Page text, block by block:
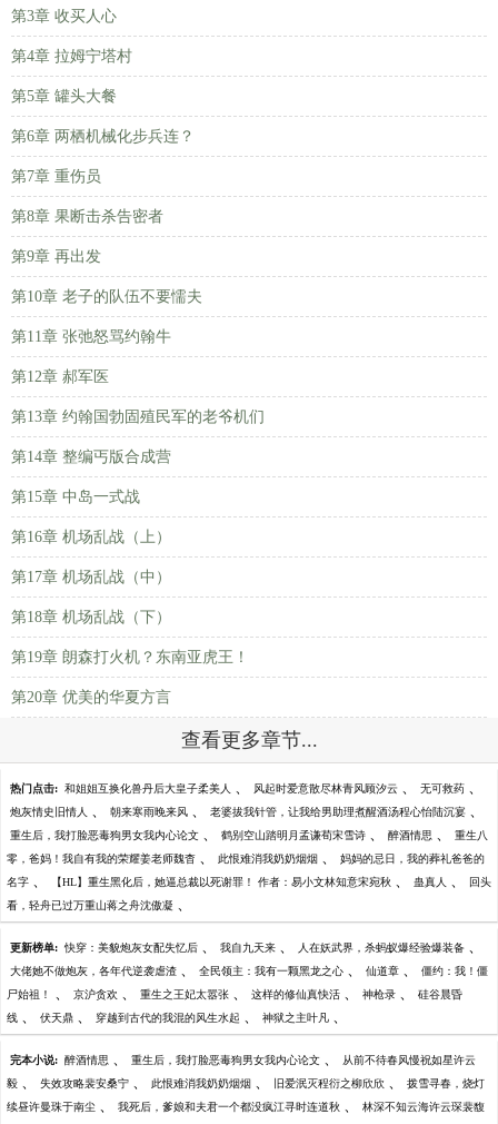
第3章 收买人心
第4章 拉姆宁塔村
第5章 罐头大餐
第6章 两栖机械化步兵连？
第7章 重伤员
第8章 果断击杀告密者
第9章 再出发
第10章 老子的队伍不要懦夫
第11章 张弛怒骂约翰牛
第12章 郝军医
第13章 约翰国勃固殖民军的老爷机们
第14章 整编丐版合成营
第15章 中岛一式战
第16章 机场乱战（上）
第17章 机场乱战（中）
第18章 机场乱战（下）
第19章 朗森打火机？东南亚虎王！
第20章 优美的华夏方言
查看更多章节...
热门点击: 和姐姐互换化兽丹后大皇子柔美人 、 风起时爱意散尽林青风顾汐云 、 无可救药 、
炮灰情史旧情人 、 朝来寒雨晚来风 、 老婆拔我针管，让我给男助理煮醒酒汤程心怡陆沉宴 、
重生后，我打脸恶毒狗男女我内心论文 、 鹤别空山踏明月孟谦荀宋雪诗 、 醉酒情思 、 重生八
零，爸妈！我自有我的荣耀姜老师魏杳 、 此恨难消我奶奶烟烟 、 妈妈的忌日，我的葬礼爸爸的
名字 、 【HL】重生黑化后，她逼总裁以死谢罪！ 作者：易小文林知意宋宛秋 、 蛊真人 、 回头
看，轻舟已过万重山蒋之舟沈傲凝 、
更新榜单: 快穿：美貌炮灰女配失忆后 、 我自九天来 、 人在妖武界，杀蚂蚁爆经验爆装备 、
大佬她不做炮灰，各年代逆袭虐渣 、 全民领主：我有一颗黑龙之心 、 仙道章 、 僵约：我！僵
尸始祖！ 、 京沪贪欢 、 重生之王妃太嚣张 、 这样的修仙真快活 、 神枪录 、 硅谷晨昏
线 、 伏天鼎 、 穿越到古代的我混的风生水起 、 神狱之主叶凡 、
完本小说: 醉酒情思 、 重生后，我打脸恶毒狗男女我内心论文 、 从前不待春风慢祝如星许云
毅 、 失效攻略裴安桑宁 、 此恨难消我奶奶烟烟 、 旧爱泯灭程衍之柳欣欣 、 拨雪寻春，烧灯
续昼许曼珠于南尘 、 我死后，爹娘和夫君一个都没疯江寻时连道秋 、 林深不知云海许云琛裴馥